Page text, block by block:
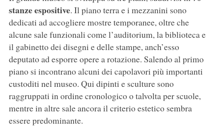
stanze espositive. Il piano terra e i mezzanini sono
dedicati ad accogliere mostre temporanee, oltre che
alcune sale funzionali come l’auditorium, la biblioteca e
il gabinetto dei disegni e delle stampe, anch’esso
deputato ad esporre opere a rotazione. Salendo al primo
piano si incontrano alcuni dei capolavori più importanti
custoditi nel museo. Qui dipinti e sculture sono
raggruppati in ordine cronologico o talvolta per scuole,
mentre in altre sale ancora il criterio estetico sembra
essere predominante.